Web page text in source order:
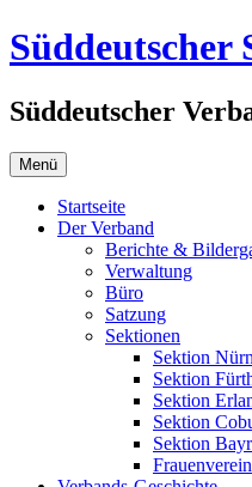
Zum
Inhalt
Süddeutscher
Süddeutscher
Menü
Startseite
Der Verband
Berichte &
Verwaltung
Büro
Satzung
Sektionen
Sektion
Sektion
Sektion
Sektion
Sektion
Frauenverein